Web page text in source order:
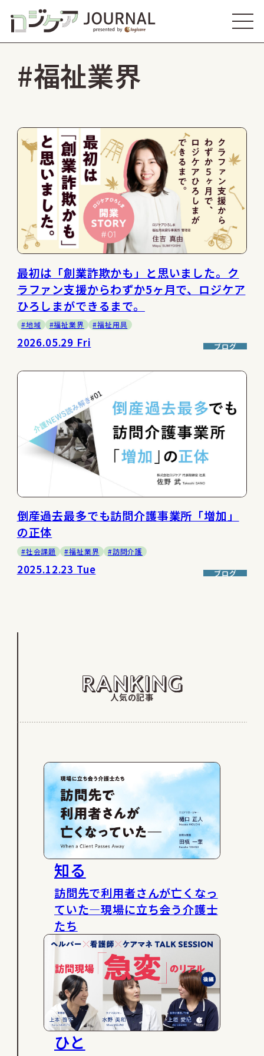
知るKnow
ひとHumans
つながりConnections
株式会社ロジケア
採用サイト
#福祉業界
最初は「創業詐欺かも」と思いました。ク
ラファン支援からわずか5ヶ月で、ロジケア
ひろしまができるまで。
#地域 #福祉業界 #福祉用具
2026.05.29 Fri ブログ
倒産過去最多でも訪問介護事業所「増加」
の正体
#社会課題 #福祉業界 #訪問介護
2025.12.23 Tue ブログ
人気の記事
知る
訪問先で利用者さんが亡くなっ
ていた―現場に立ち会う介護士
たち
ひと